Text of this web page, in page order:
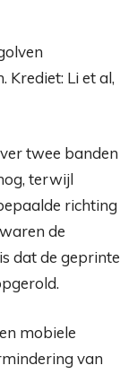
Krediet: Li et al,
twee banden
terwijl
richting
de
dat de geprinte
mobiele
van